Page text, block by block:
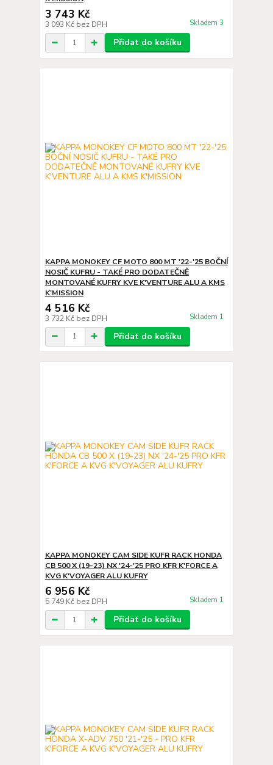
3 743 Kč
3 093 Kč bez DPH Skladem 3
Přidat do košíku
KAPPA MONOKEY CF MOTO 800 MT '22-'25 BOČNÍ
NOSIČ KUFRU - TAKÉ PRO DODATEČNĚ
MONTOVANÉ KUFRY KVE K'VENTURE ALU A KMS
K'MISSION
4 516 Kč
3 732 Kč bez DPH Skladem 1
Přidat do košíku
KAPPA MONOKEY CAM SIDE KUFR RACK HONDA
CB 500 X (19-23) NX '24-'25 PRO KFR K'FORCE A
KVG K'VOYAGER ALU KUFRY
6 956 Kč
5 749 Kč bez DPH Skladem 1
Přidat do košíku